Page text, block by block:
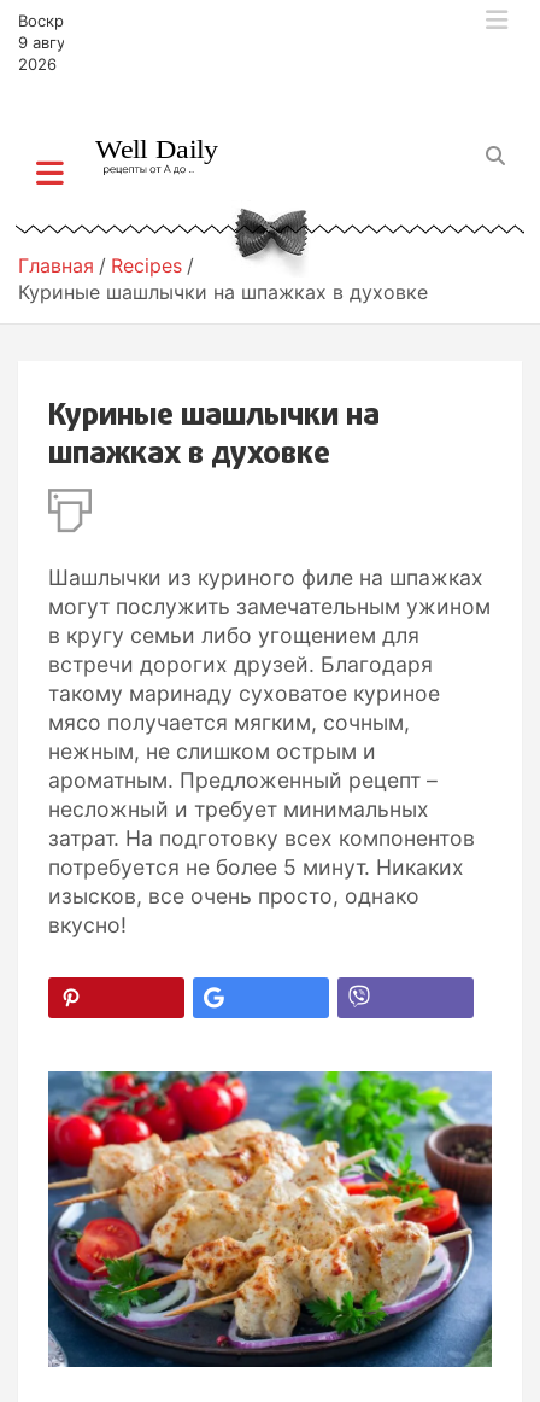
Воскресенье,
9 августа,
2026
Главная
Recipes
Куриные шашлычки на шпажках в духовке
Куриные шашлычки на
шпажках в духовке
Шашлычки из куриного филе на шпажках
могут послужить замечательным ужином
в кругу семьи либо угощением для
встречи дорогих друзей. Благодаря
такому маринаду суховатое куриное
мясо получается мягким, сочным,
нежным, не слишком острым и
ароматным. Предложенный рецепт –
несложный и требует минимальных
затрат. На подготовку всех компонентов
потребуется не более 5 минут. Никаких
изысков, все очень просто, однако
вкусно!